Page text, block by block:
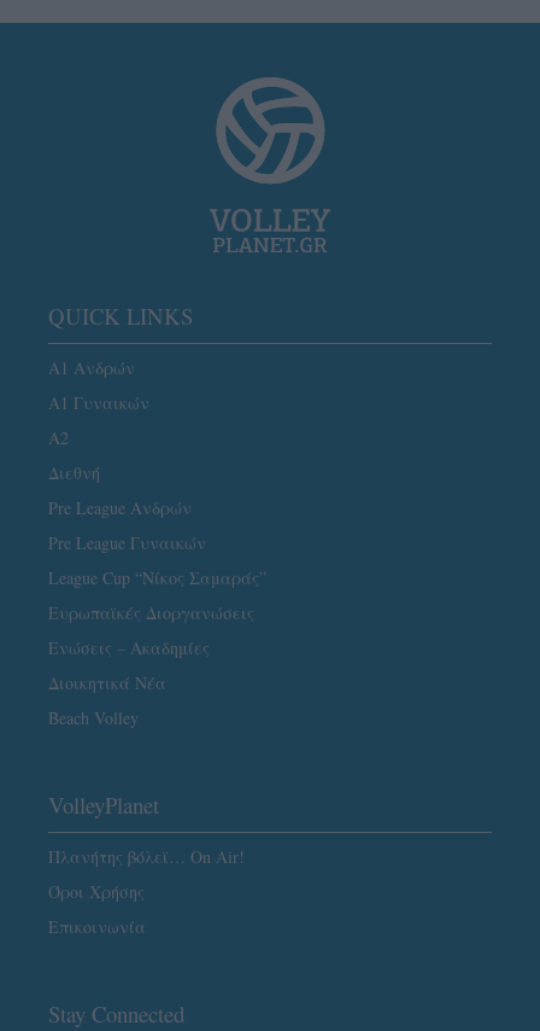
QUICK LINKS
Α1 Ανδρών
Α1 Γυναικών
A2
Διεθνή
Pre League Ανδρών
Pre League Γυναικών
League Cup “Νίκος Σαμαράς”
Ευρωπαϊκές Διοργανώσεις
Ενώσεις – Ακαδημίες
Διοικητικά Νέα
Beach Volley
VolleyPlanet
Πλανήτης βόλεϊ… On Air!
Όροι Χρήσης
Επικοινωνία
Stay Connected